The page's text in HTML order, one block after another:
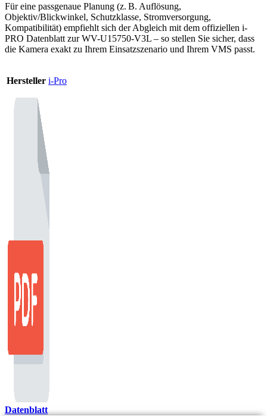
Für eine passgenaue Planung (z. B. Auflösung,
Objektiv/Blickwinkel, Schutzklasse, Stromversorgung,
Kompatibilität) empfiehlt sich der Abgleich mit dem offiziellen i-
PRO Datenblatt zur WV-U15750-V3L – so stellen Sie sicher, dass
die Kamera exakt zu Ihrem Einsatzszenario und Ihrem VMS passt.
Hersteller i-Pro
Datenblatt